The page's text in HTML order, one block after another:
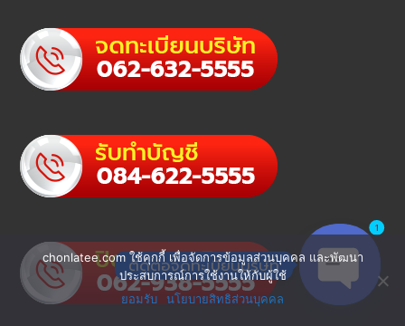
chonlatee.com ใช้คุกกี้ เพื่อจัดการข้อมูลส่วนบุคคล และพัฒนา
ประสบการณ์การใช้งานให้กับผู้ใช้
ยอมรับ
นโยบายสิทธิส่วนบุคคล
ติดต่อจดทะเบียนบริษัท
1